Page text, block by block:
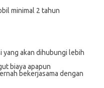
minimal 2 tаhun
yang akan dihubungi lebih
biaya apapun
bekerjasama dengan